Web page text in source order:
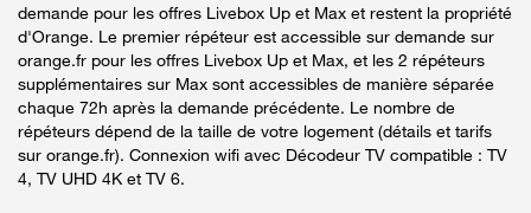
demande pour les offres Livebox Up et Max et restent la propriété
d'Orange. Le premier répéteur est accessible sur demande sur
orange.fr pour les offres Livebox Up et Max, et les 2 répéteurs
supplémentaires sur Max sont accessibles de manière séparée
chaque 72h après la demande précédente. Le nombre de
répéteurs dépend de la taille de votre logement (détails et tarifs
sur orange.fr). Connexion wifi avec Décodeur TV compatible : TV
4, TV UHD 4K et TV 6.